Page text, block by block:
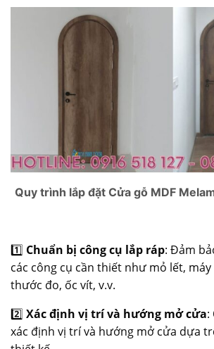
Quy trình lắp đặt Cửa gỗ MDF
1️⃣ Chuẩn bị công cụ lắp ráp: Đảm
các công cụ cần thiết như mỏ lết,
thước đo, ốc vít, v.v.
2️⃣ Xác định vị trí và hướng mở cửa:
xác định vị trí và hướng mở cửa dựa